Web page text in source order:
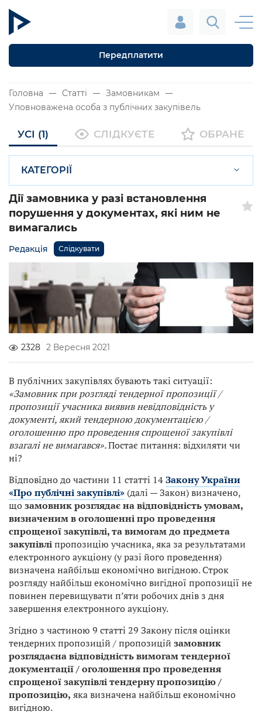
Передплатити
Головна Статті
Замовникам
Уповноважена особа з публічних закупівель
УСІ (1) СЛІДКУЄТЕ ОБРАНЕ
КАТЕГОРІЇ
Дії замовника у разі встановлення
порушення у документах, які ним не
вимагались
Редакція Слідкувати
2328 2 Вересня 2021
В публічних закупівлях бувають такі ситуації:
«Замовник при розгляді тендерної пропозиції /
пропозиції учасника виявив невідповідність у
документі, який тендерною документацією /
оголошенню про проведення спрощеної закупівлі
взагалі не вимагався».Постає питання: відхиляти чи
ні?
Відповідно до частини 11 статті 14Закону України
«Про публічні закупівлі» (далі — Закон) визначено,
щозамовник розглядає на відповідність умовам,
визначеним в оголошенні про проведення
спрощеної закупівлі, та вимогам до предмета
закупівліпропозицію учасника, яка за результатами
електронного аукціону (у разі його проведення)
визначена найбільш економічно вигідною. Строк
розгляду найбільш економічно вигідної пропозиції не
повинен перевищувати п’яти робочих днів з дня
завершення електронного аукціону.
Згідно з частиною 9 статті 29 Закону після оцінки
тендерних пропозицій / пропозицій замовник
розглядаєна відповідність вимогам тендерної
документації / оголошення про проведення
спрощеної закупівлі тендерну пропозицію /
пропозицію, яка визначена найбільш економічно
вигідною.